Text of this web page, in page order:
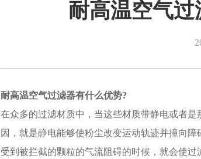
耐高温空气
耐高温空气过滤器有什么优势?
在众多的过滤材质中，当这些材质带静电或者
因，就是静电能够使粉尘改变运动轨迹并撞向
受到被拦截的颗粒的气流阻碍的时候，就会使